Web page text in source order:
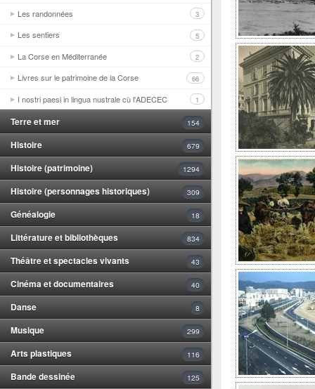
Les randonnées 3
Les sentiers 5
La Corse en Méditerranée 2
Livres sur le patrimoine de la Corse 66
I nostri paesi in lingua nustrale cù l'ADECEC 1
Terre et mer 154
Histoire 679
Histoire (patrimoine) 1294
Histoire (personnages historiques) 309
Généalogie 18
Littérature et bibliothèques 834
Théâtre et spectacles vivants 43
Cinéma et documentaires 40
Danse 8
Musique 299
Arts plastiques 116
Bande dessinée 125